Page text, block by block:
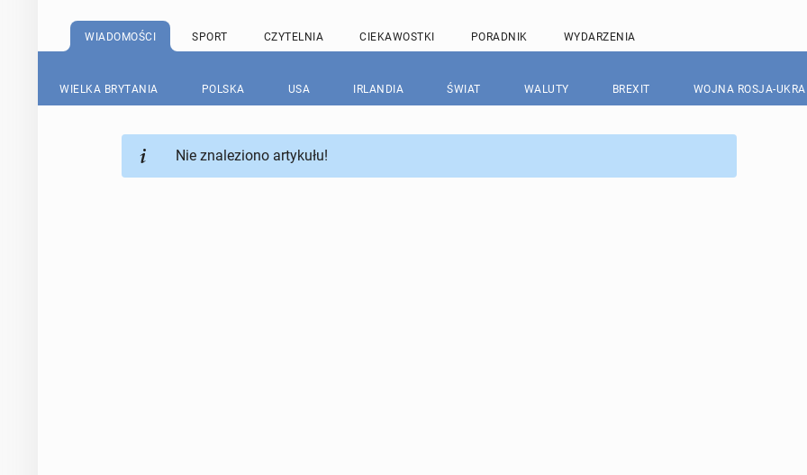
WIADOMOŚCI SPORT CZYTELNIA CIEKAWOSTKI PORADNIK WYDARZENIA
WIELKA BRYTANIA POLSKA USA IRLANDIA ŚWIAT WALUTY BREXIT WOJNA ROSJA-
Nie znaleziono artykułu!